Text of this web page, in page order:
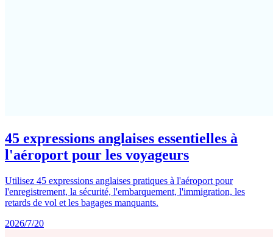
45 expressions anglaises essentielles à
l'aéroport pour les voyageurs
Utilisez 45 expressions anglaises pratiques à l'aéroport pour
l'enregistrement, la sécurité, l'embarquement, l'immigration, les
retards de vol et les bagages manquants.
2026/7/20